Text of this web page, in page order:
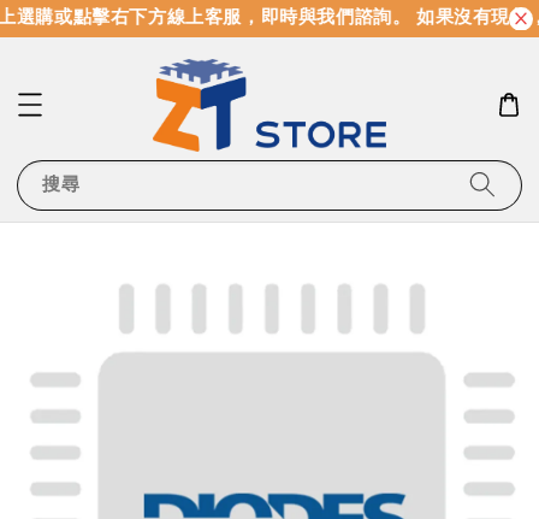
購或點擊右下方線上客服，即時與我們諮詢。 如果沒有現貨
搜尋